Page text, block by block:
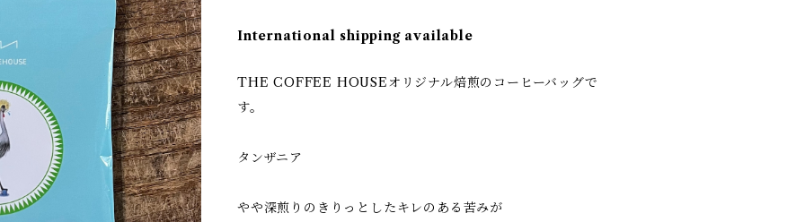
International shipping available
THE COFFEE HOUSEオリジナル焙煎のコーヒーバッグで
す。
タンザニア
やや深煎りのきりっとしたキレのある苦みが